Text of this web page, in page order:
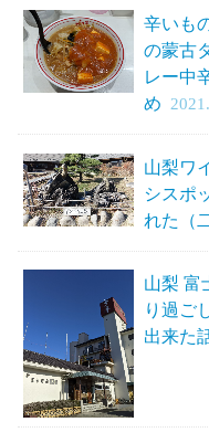
辛いも
の蒙古
レー中
め
山梨ワ
シスポ
れた（
山梨 富
り過ご
出来た